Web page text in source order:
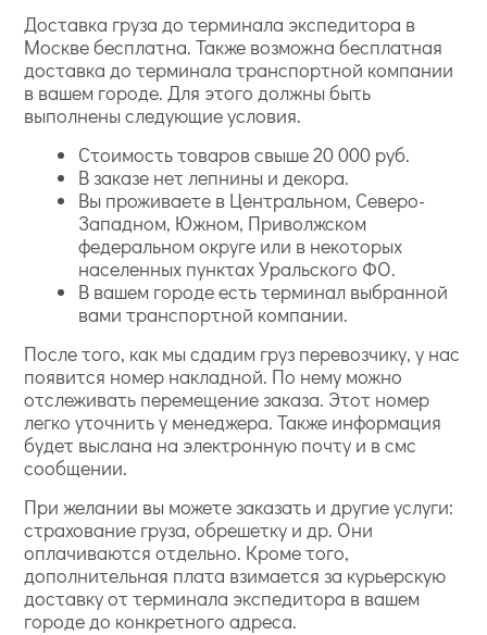
Доставка груза до терминала экспедитора в
Москве бесплатна. Также возможна бесплатная
доставка до терминала транспортной компании
в вашем городе. Для этого должны быть
выполнены следующие условия.
Стоимость товаров свыше 20 000 руб.
В заказе нет лепнины и декора.
Вы проживаете в Центральном, Северо-
Западном, Южном, Приволжском
федеральном округе или в некоторых
населенных пунктах Уральского ФО.
В вашем городе есть терминал выбранной
вами транспортной компании.
После того, как мы сдадим груз перевозчику, у нас
появится номер накладной. По нему можно
отслеживать перемещение заказа. Этот номер
легко уточнить у менеджера. Также информация
будет выслана на электронную почту и в смс
сообщении.
При желании вы можете заказать и другие услуги:
страхование груза, обрешетку и др. Они
оплачиваются отдельно. Кроме того,
дополнительная плата взимается за курьерскую
доставку от терминала экспедитора в вашем
городе до конкретного адреса.